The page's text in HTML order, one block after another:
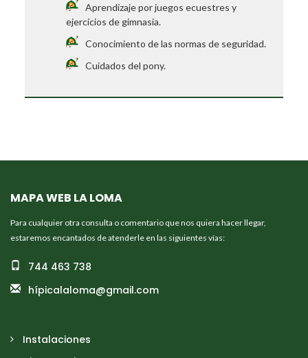
Aprendizaje por juegos ecuestres y
ejercicios de gimnasia.
Conocimiento de las normas de seguridad.
Cuidados del pony.
MAPA WEB LA LOMA
Para cualquier otra consulta o comentario que nos quiera hacer llegar,
estaremos encantados de atenderle en las siguientes vías:
744 463 738
hípicalaloma@gmail.com
Instalaciones